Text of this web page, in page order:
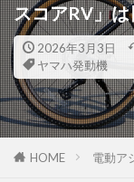
スコアRV」
2026年3月3日
ヤマハ発動機
HOME 電動ア